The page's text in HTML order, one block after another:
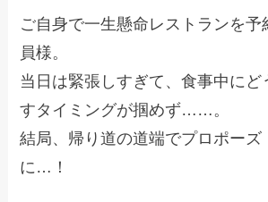
ご自身で一生懸命レストランを予
員様。
当日は緊張しすぎて、食事中にど
すタイミングが掴めず……。
結局、帰り道の道端でプロポーズ
に…！